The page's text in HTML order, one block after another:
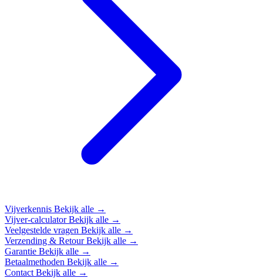
Vijverkennis Bekijk alle →
Vijver-calculatorBekijk alle →
Veelgestelde vragen Bekijk alle →
Verzending & RetourBekijk alle →
Garantie Bekijk alle →
Betaalmethoden Bekijk alle →
Contact Bekijk alle →